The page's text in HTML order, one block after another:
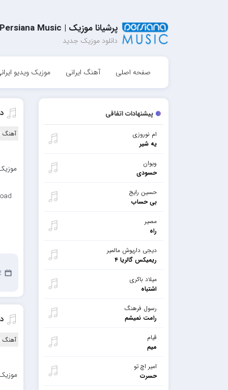
پرشیانا موزیک | Persiana Music
دانلود موزیک جدید
صفحه اصلی آهنگ ایرانی موزیک ویدیو
پیشنهادات اتفاقی
ام نوروزی
یه شیر
ویوان
حسودی
حسین رایج
بی حساب
مصیر
راه
دیجی داریوش مالمیر
ریمیکس گالریا ۴
میلاد باکری
اشتباه
رسول فرهنگ
رامت نمیشم
قیام
میم
امیر اچ تو
حسرت
آهنگ
2
آهنگ